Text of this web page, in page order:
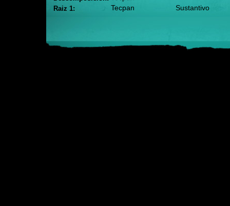
Raiz 1: Tecpan Sustantivo